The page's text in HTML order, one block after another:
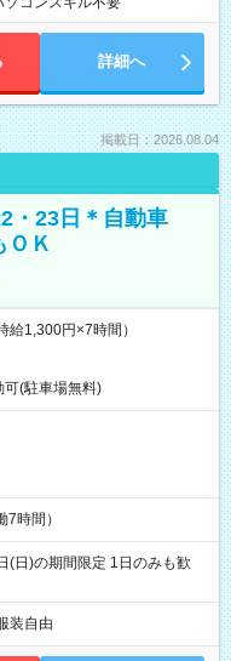
詳細へ
掲載日：2026.08.04
・23日＊自動車
ＯＫ
1,300円×7時間）
可(駐車場無料)
時間）
(日)の期間限定 1日のみも歓
装自由